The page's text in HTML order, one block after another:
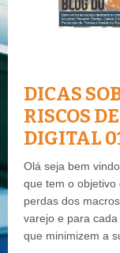
DICAS
RISCOS
DIGITAL
Olá seja bem
que tem o objetivo
perdas dos
varejo e para
que minimizem a